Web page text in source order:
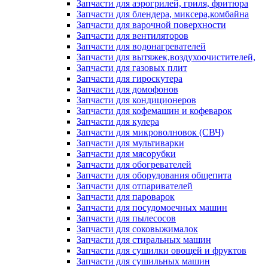
Запчасти для аэрогрилей, гриля, фритюра
Запчасти для блендера, миксера,комбайна
Запчасти для варочной поверхности
Запчасти для вентиляторов
Запчасти для водонагревателей
Запчасти для вытяжек,воздухоочистителей,
Запчасти для газовых плит
Запчасти для гироскутера
Запчасти для домофонов
Запчасти для кондиционеров
Запчасти для кофемашин и кофеварок
Запчасти для кулера
Запчасти для микроволновок (СВЧ)
Запчасти для мультиварки
Запчасти для мясорубки
Запчасти для обогревателей
Запчасти для оборудования общепита
Запчасти для отпаривателей
Запчасти для пароварок
Запчасти для посудомоечных машин
Запчасти для пылесосов
Запчасти для соковыжималок
Запчасти для стиральных машин
Запчасти для сушилки овощей и фруктов
Запчасти для сушильных машин